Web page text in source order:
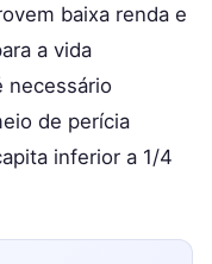
baixa renda e
a vida
necessário
de perícia
inferior a 1/4